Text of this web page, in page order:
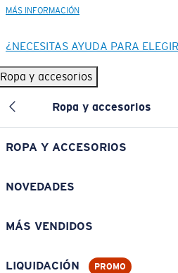
MÁS INFORMACIÓN
¿NECESITAS AYUDA PARA
Ropa y accesorios
Ropa y accesorios
ROPA Y ACCESORIOS
NOVEDADES
MÁS VENDIDOS
LIQUIDACIÓN PROMO